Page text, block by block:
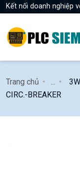
Kết nối doanh nghiệp
Trang chủ
CIRC.-BREAKER